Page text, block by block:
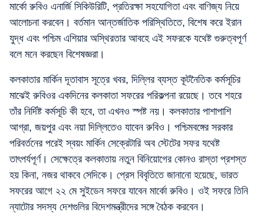
মার্কো রুবিও এনার্জি সিকিউরিটি, প্রতিরক্ষা সহযোগিতা এবং বাণিজ্য নিয়ে
আলোচনা করবেন। বর্তমান আন্তর্জাতিক পরিস্থিতিতে, বিশেষ করে ইরান
যুদ্ধ এবং পশ্চিম এশিয়ার অস্থিরতার আবহে এই সফরকে যথেষ্ট গুরুত্বপূর্ণ
বলে মনে করছেন বিশেষজ্ঞরা।
কলকাতার মার্কিন দূতাবাস সূত্রে খবর, দিল্লির ব্যস্ত কূটনৈতিক কর্মসূচির
মাঝেই রুবিওর একদিনের কলকাতা সফরের পরিকল্পনা রয়েছে। তবে শহরে
তাঁর নির্দিষ্ট কর্মসূচি কী হবে, তা এখনও স্পষ্ট নয়। কলকাতার পাশাপাশি
আগ্রা, জয়পুর এবং নয়া দিল্লিতেও যাবেন রুবিও। পশ্চিমবঙ্গের সরকার
পরিবর্তনের পরেই স্বয়ং মার্কিন সেক্রেটারি অব স্টেটের সফর যথেষ্ট
তাৎপর্যপূর্ণ। সেক্ষেত্রে কলকাতায় নতুন বিনিয়োগের কোনও রাস্তা প্রশস্ত
হয় কিনা, নজর থাকবে সেদিকে। প্রেস বিবৃতিতে জানানো হয়েছে, ভারত
সফরের আগে ২২ মে সুইডেন সফরে যাবেন মার্কো রুবিও। ওই সফরে তিনি
ন্যাটোর সদস্য দেশগুলির বিদেশমন্ত্রীদের সঙ্গে বৈঠক করবেন।